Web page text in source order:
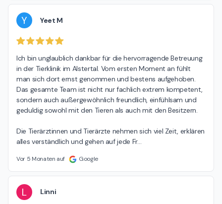
Y Yeet M
Ich bin unglaublich dankbar für die hervorragende Betreuung
in der Tierklinik im Alstertal. Vom ersten Moment an fühlt
man sich dort ernst genommen und bestens aufgehoben.
Das gesamte Team ist nicht nur fachlich extrem kompetent,
sondern auch außergewöhnlich freundlich, einfühlsam und
geduldig sowohl mit den Tieren als auch mit den Besitzern.
Die Tierärztinnen und Tierärzte nehmen sich viel Zeit, erklären
alles verständlich und gehen auf jede Fr…
Vor 5 Monaten auf Google
L Linni